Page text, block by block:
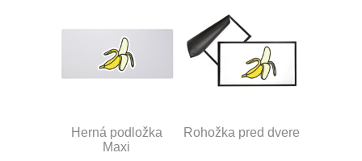
Herná podložka
Maxi
Rohožka pred dvere